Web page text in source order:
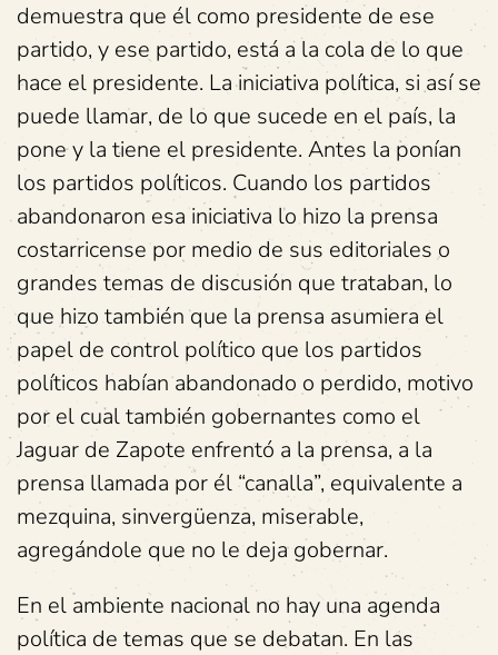
demuestra que él como presidente de ese
partido, y ese partido, está a la cola de lo que
hace el presidente. La iniciativa política, si así se
puede llamar, de lo que sucede en el país, la
pone y la tiene el presidente. Antes la ponían
los partidos políticos. Cuando los partidos
abandonaron esa iniciativa lo hizo la prensa
costarricense por medio de sus editoriales o
grandes temas de discusión que trataban, lo
que hizo también que la prensa asumiera el
papel de control político que los partidos
políticos habían abandonado o perdido, motivo
por el cual también gobernantes como el
Jaguar de Zapote enfrentó a la prensa, a la
prensa llamada por él “canalla”, equivalente a
mezquina, sinvergüenza, miserable,
agregándole que no le deja gobernar.
En el ambiente nacional no hay una agenda
política de temas que se debatan. En las